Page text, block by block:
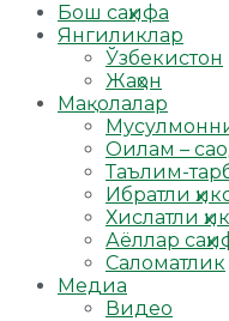
Бош саҳифа
Янгиликлар
Ўзбекистон
Жаҳон
Мақолалар
Оилам –
Таълим-
Ибратли
Хислатли
Аёллар
Саломатлик
Медиа
Видео